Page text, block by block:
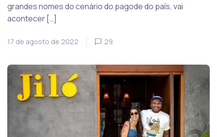
grandes nomes do cenário do pagode do país, vai
acontecer […]
17 de agosto de 2022 29